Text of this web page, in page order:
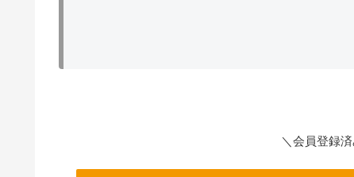
＼会員登録